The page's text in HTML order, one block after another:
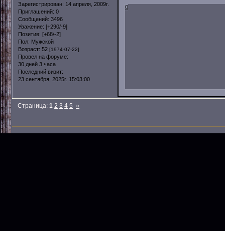
Зарегистрирован: 14 апреля, 2009г.
Приглашений: 0
Сообщений: 3496
Уважение: [+290/-9]
Позитив: [+68/-2]
Пол: Мужской
Возраст: 52 [1974-07-22]
Провел на форуме:
30 дней 3 часа
Последний визит:
23 сентября, 2025г. 15:03:00
0
Страница:1 2 3 4 5 »